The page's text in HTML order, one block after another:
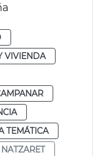
VIVIENDA
TEMÁTICA
NATZARET